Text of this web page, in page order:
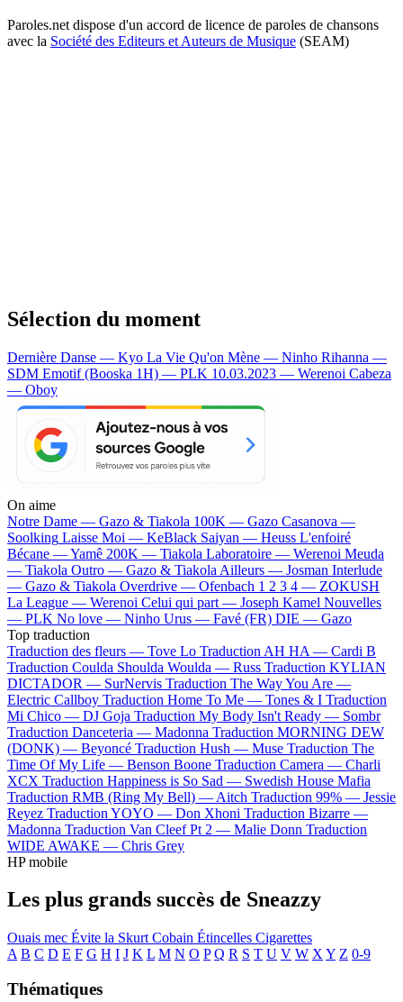
Paroles.net dispose d'un accord de licence de paroles de chansons
avec la Société des Editeurs et Auteurs de Musique (SEAM)
Sélection du moment
Dernière Danse — Kyo La Vie Qu'on Mène — Ninho Rihanna —
SDM Emotif (Booska 1H) — PLK 10.03.2023 — Werenoi Cabeza
— Oboy
On aime
Notre Dame — Gazo & Tiakola 100K — Gazo Casanova —
Soolking Laisse Moi — KeBlack Saiyan — Heuss L'enfoiré
Bécane —Yamê 200K — Tiakola Laboratoire — Werenoi Meuda
— Tiakola Outro — Gazo & Tiakola Ailleurs — Josman Interlude
— Gazo & Tiakola Overdrive — Ofenbach 1 2 3 4 — ZOKUSH
La League — Werenoi Celui qui part — Joseph Kamel Nouvelles
— PLK No love — Ninho Urus — Favé (FR) DIE — Gazo
Top traduction
Traduction des fleurs — Tove Lo Traduction AH HA — Cardi B
Traduction Coulda Shoulda Woulda — Russ Traduction KYLIAN
DICTADOR — SurNervis Traduction The Way You Are —
Electric Callboy Traduction Home To Me — Tones & I Traduction
Mi Chico — DJ Goja Traduction My Body Isn't Ready — Sombr
Traduction Danceteria — Madonna Traduction MORNING DEW
(DONK) — Beyoncé Traduction Hush — Muse Traduction The
Time Of My Life — Benson Boone Traduction Camera — Charli
XCX Traduction Happiness is So Sad — Swedish House Mafia
Traduction RMB (Ring My Bell) — Aitch Traduction 99% — Jessie
Reyez Traduction YOYO — Don Xhoni Traduction Bizarre —
Madonna Traduction Van Cleef Pt 2 — Malie Donn Traduction
WIDE AWAKE — Chris Grey
HP mobile
Les plus grands succès de Sneazzy
Ouais mec Évite la Skurt Cobain Étincelles Cigarettes
A B C D E F G H I J K L M N O P Q R S T U V W X Y Z 0-9
Thématiques